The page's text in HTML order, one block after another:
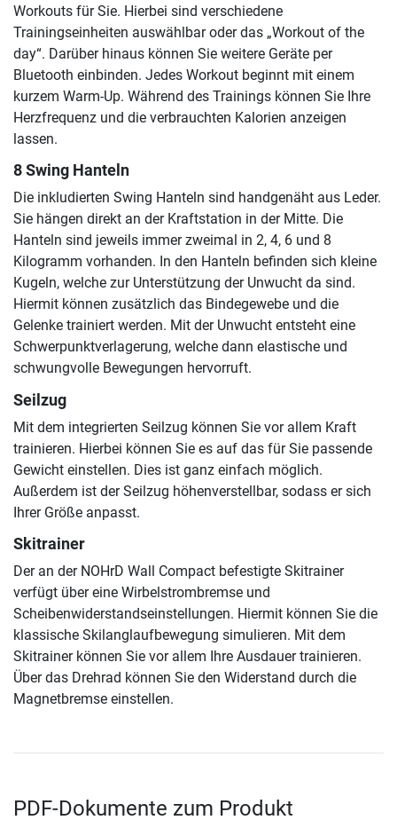
Workouts für Sie. Hierbei sind verschiedene
Trainingseinheiten auswählbar oder das „Workout of the
day“. Darüber hinaus können Sie weitere Geräte per
Bluetooth einbinden. Jedes Workout beginnt mit einem
kurzem Warm-Up. Während des Trainings können Sie Ihre
Herzfrequenz und die verbrauchten Kalorien anzeigen
lassen.
8 Swing Hanteln
Die inkludierten Swing Hanteln sind handgenäht aus Leder.
Sie hängen direkt an der Kraftstation in der Mitte. Die
Hanteln sind jeweils immer zweimal in 2, 4, 6 und 8
Kilogramm vorhanden. In den Hanteln befinden sich kleine
Kugeln, welche zur Unterstützung der Unwucht da sind.
Hiermit können zusätzlich das Bindegewebe und die
Gelenke trainiert werden. Mit der Unwucht entsteht eine
Schwerpunktverlagerung, welche dann elastische und
schwungvolle Bewegungen hervorruft.
Seilzug
Mit dem integrierten Seilzug können Sie vor allem Kraft
trainieren. Hierbei können Sie es auf das für Sie passende
Gewicht einstellen. Dies ist ganz einfach möglich.
Außerdem ist der Seilzug höhenverstellbar, sodass er sich
Ihrer Größe anpasst.
Skitrainer
Der an der NOHrD Wall Compact befestigte Skitrainer
verfügt über eine Wirbelstrombremse und
Scheibenwiderstandseinstellungen. Hiermit können Sie die
klassische Skilanglaufbewegung simulieren. Mit dem
Skitrainer können Sie vor allem Ihre Ausdauer trainieren.
Über das Drehrad können Sie den Widerstand durch die
Magnetbremse einstellen.
PDF-Dokumente zum Produkt